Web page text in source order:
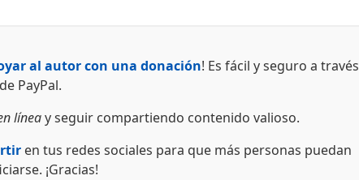
al autor con una donación! Es fácil y seguro a través
de PayPal.
líneay seguir compartiendo contenido valioso.
en tus redes sociales para que más personas puedan
¡Gracias!